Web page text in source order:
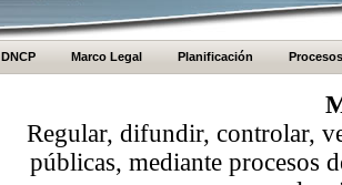
DNCP Marco Legal Planificación Procesos
Regular, difundir, controlar,
públicas, mediante procesos